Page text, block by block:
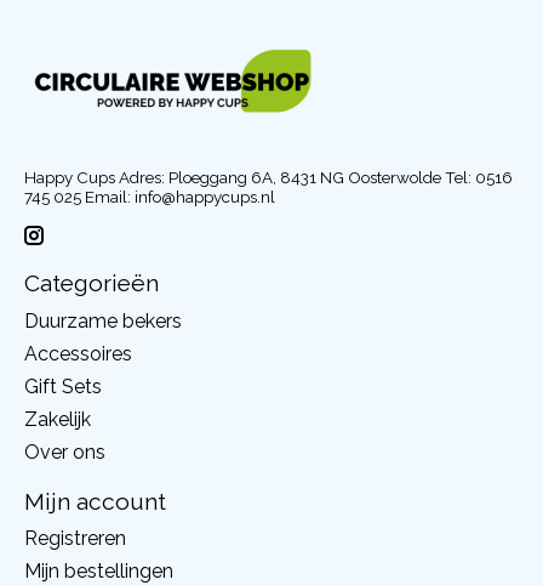
Happy Cups Adres: Ploeggang 6A, 8431 NG Oosterwolde Tel: 0516
745 025 Email: info@happycups.nl
Categorieën
Duurzame bekers
Accessoires
Gift Sets
Zakelijk
Over ons
Mijn account
Registreren
Mijn bestellingen